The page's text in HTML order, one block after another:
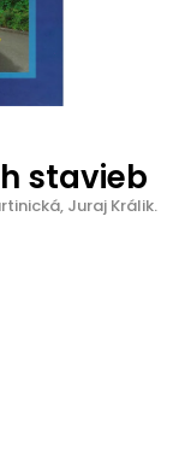
stavieb
Juraj Králik.